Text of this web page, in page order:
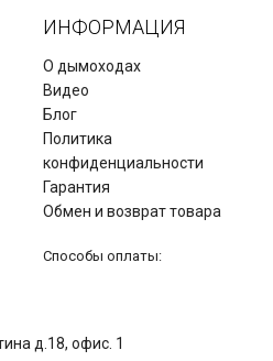
ИНФОРМАЦИЯ
О дымоходах
Видео
Блог
Политика
конфиденциальности
Гарантия
Обмен и возврат товара
Способы оплаты:
д.18, офис. 1